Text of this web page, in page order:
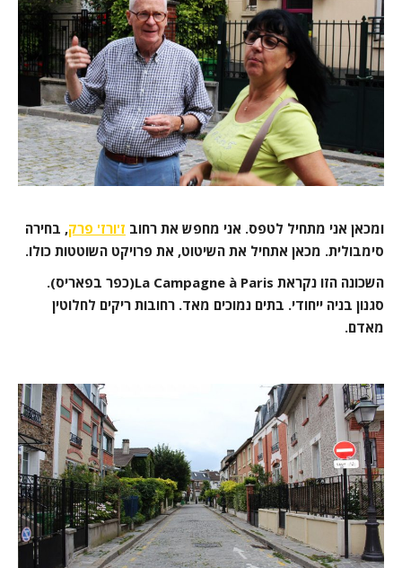
ומכאן אני מתחיל לטפס. אני מחפש את רחוב ז'ורז' פרק, בחירה
סימבולית. מכאן אתחיל את השיטוט, את פרויקט השוטטות כולו.
השכונה הזו נקראת La Campagne à Paris(כפר בפאריס).
סגנון בניה ייחודי. בתים נמוכים מאד. רחובות ריקים לחלוטין
מאדם.